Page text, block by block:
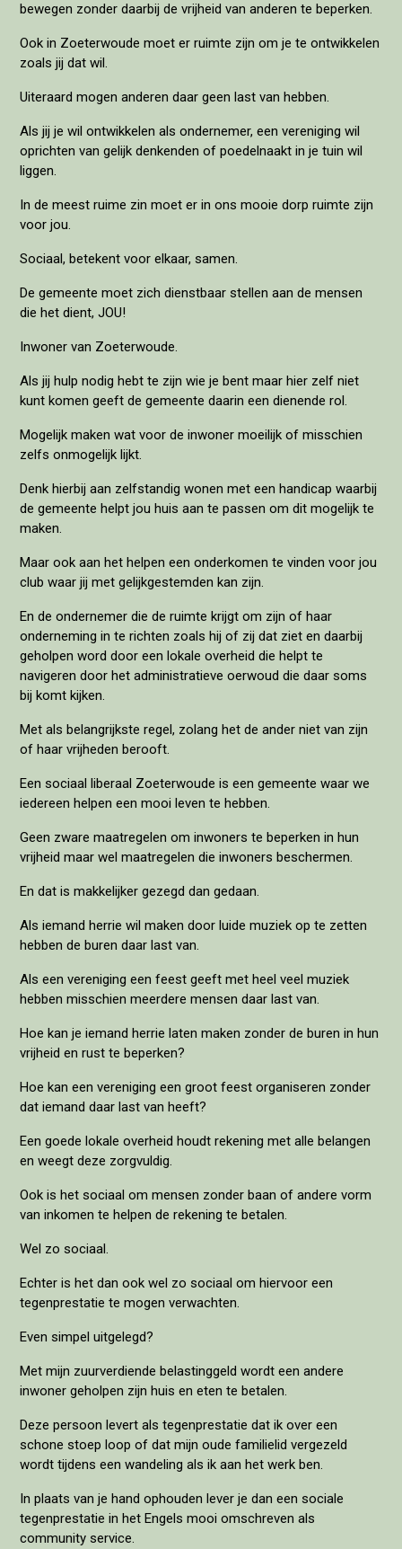
bewegen zonder daarbij de vrijheid van anderen te beperken.
Ook in Zoeterwoude moet er ruimte zijn om je te ontwikkelen
zoals jij dat wil.
Uiteraard mogen anderen daar geen last van hebben.
Als jij je wil ontwikkelen als ondernemer, een vereniging wil
oprichten van gelijk denkenden of poedelnaakt in je tuin wil
liggen.
In de meest ruime zin moet er in ons mooie dorp ruimte zijn
voor jou.
Sociaal, betekent voor elkaar, samen.
De gemeente moet zich dienstbaar stellen aan de mensen
die het dient, JOU!
Inwoner van Zoeterwoude.
Als jij hulp nodig hebt te zijn wie je bent maar hier zelf niet
kunt komen geeft de gemeente daarin een dienende rol.
Mogelijk maken wat voor de inwoner moeilijk of misschien
zelfs onmogelijk lijkt.
Denk hierbij aan zelfstandig wonen met een handicap waarbij
de gemeente helpt jou huis aan te passen om dit mogelijk te
maken.
Maar ook aan het helpen een onderkomen te vinden voor jou
club waar jij met gelijkgestemden kan zijn.
En de ondernemer die de ruimte krijgt om zijn of haar
onderneming in te richten zoals hij of zij dat ziet en daarbij
geholpen word door een lokale overheid die helpt te
navigeren door het administratieve oerwoud die daar soms
bij komt kijken.
Met als belangrijkste regel, zolang het de ander niet van zijn
of haar vrijheden berooft.
Een sociaal liberaal Zoeterwoude is een gemeente waar we
iedereen helpen een mooi leven te hebben.
Geen zware maatregelen om inwoners te beperken in hun
vrijheid maar wel maatregelen die inwoners beschermen.
En dat is makkelijker gezegd dan gedaan.
Als iemand herrie wil maken door luide muziek op te zetten
hebben de buren daar last van.
Als een vereniging een feest geeft met heel veel muziek
hebben misschien meerdere mensen daar last van.
Hoe kan je iemand herrie laten maken zonder de buren in hun
vrijheid en rust te beperken?
Hoe kan een vereniging een groot feest organiseren zonder
dat iemand daar last van heeft?
Een goede lokale overheid houdt rekening met alle belangen
en weegt deze zorgvuldig.
Ook is het sociaal om mensen zonder baan of andere vorm
van inkomen te helpen de rekening te betalen.
Wel zo sociaal.
Echter is het dan ook wel zo sociaal om hiervoor een
tegenprestatie te mogen verwachten.
Even simpel uitgelegd?
Met mijn zuurverdiende belastinggeld wordt een andere
inwoner geholpen zijn huis en eten te betalen.
Deze persoon levert als tegenprestatie dat ik over een
schone stoep loop of dat mijn oude familielid vergezeld
wordt tijdens een wandeling als ik aan het werk ben.
In plaats van je hand ophouden lever je dan een sociale
tegenprestatie in het Engels mooi omschreven als
community service.